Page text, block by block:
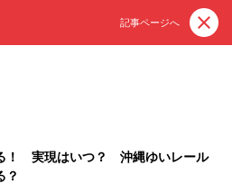
記事ページへ
！ 実現はいつ？ 沖縄ゆいレール
？